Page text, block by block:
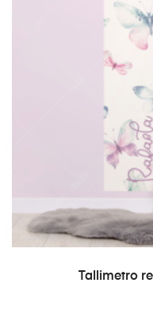
Tallimetro